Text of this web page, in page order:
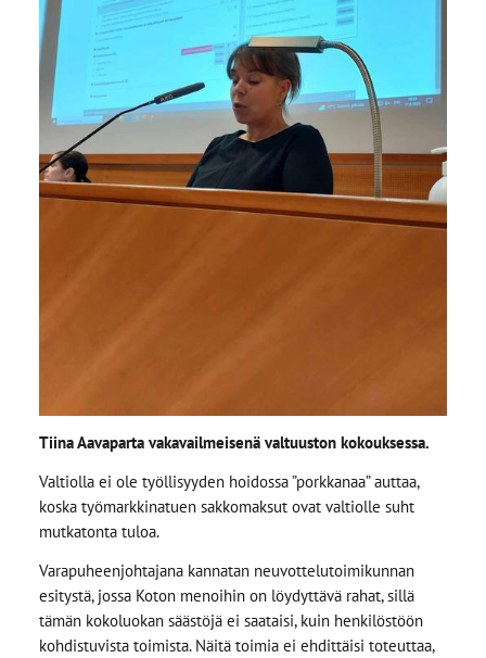
Tiina Aavaparta vakavailmeisenä valtuuston kokouksessa.
Valtiolla ei ole työllisyyden hoidossa ”porkkanaa” auttaa,
koska työmarkkinatuen sakkomaksut ovat valtiolle suht
mutkatonta tuloa.
Varapuheenjohtajana kannatan neuvottelutoimikunnan
esitystä, jossa Koton menoihin on löydyttävä rahat, sillä
tämän kokoluokan säästöjä ei saataisi, kuin henkilöstöön
kohdistuvista toimista. Näitä toimia ei ehdittäisi toteuttaa,